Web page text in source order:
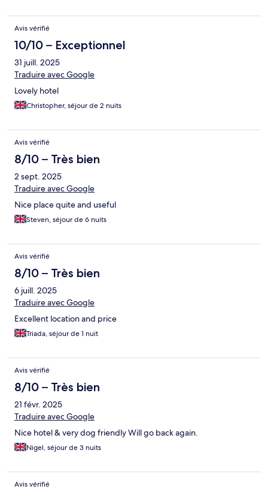
Avis vérifié
10/10 – Exceptionnel
31 juill. 2025
Traduire avec Google
Lovely hotel
Christopher, séjour de 2 nuits
Avis vérifié
8/10 – Très bien
2 sept. 2025
Traduire avec Google
Nice place quite and useful
Steven, séjour de 6 nuits
Avis vérifié
8/10 – Très bien
6 juill. 2025
Traduire avec Google
Excellent location and price
Triada, séjour de 1 nuit
Avis vérifié
8/10 – Très bien
21 févr. 2025
Traduire avec Google
Nice hotel & very dog friendly Will go back again.
Nigel, séjour de 3 nuits
Avis vérifié